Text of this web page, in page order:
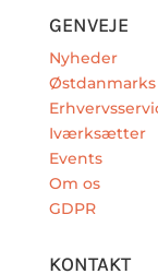
GENVEJE
Nyheder
Iværksætter
Events
Om os
GDPR
KONTAKT